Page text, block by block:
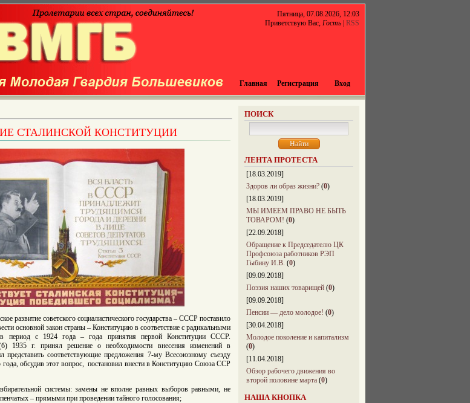
Пятница, 07.08.2026, 12:03
Приветствую Вас, Гость RSS
Главная Регистрация Вход
ПОИСК
ЛЕНТА ПРОТЕСТА
[18.03.2019]
Здоров ли образ жизни? (0)
[18.03.2019]
МЫ ИМЕЕМ ПРАВО НЕ БЫТЬ
ТОВАРОМ! (0)
[22.09.2018]
Обращение к Председателю ЦК
Профсоюза работников РЭП
Гыбину И.В. (0)
[09.09.2018]
Поэзия наших товарищей (0)
[09.09.2018]
Пенсии — дело молодое! (0)
[30.04.2018]
Молодое поколение и капитализм
(0)
[11.04.2018]
Обзор рабочего движения во
второй половине марта (0)
НАША КНОПКА
СТАЛИНСКОЙ КОНСТИТУЦИИ
развитие советского социалистического государства – СССР поставило
основной закон страны – Конституцию в соответствие с радикальными
в период с 1924 года – года принятия первой Конституции СССР.
1935 г. принял решение о необходимости внесения изменений в
соответствующие предложения 7-му Всесоюзному съезду
обсудив этот вопрос, постановил внести в Конституцию Союза ССР
системы: замены не вполне равных выборов равными, не
– прямыми при проведении тайного голосования;